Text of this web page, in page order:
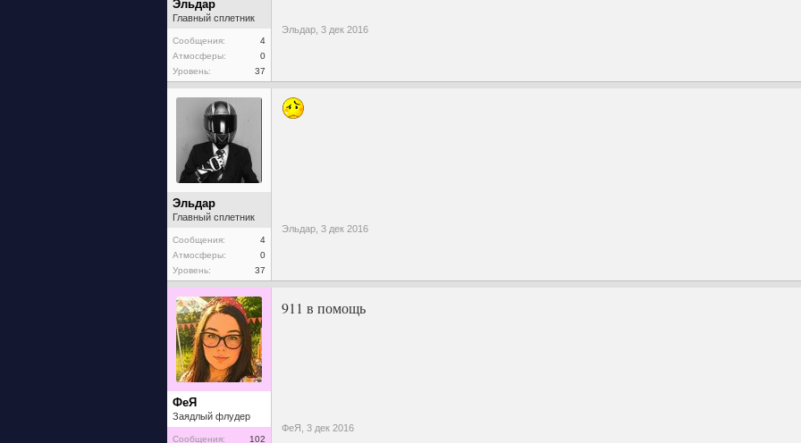
Эльдар
Главный сплетник
Сообщения:
4
Атмосферы:
0
Уровень:
37
Эльдар, 3 дек 2016
Эльдар
Главный сплетник
Сообщения:
4
Атмосферы:
0
Уровень:
37
Эльдар, 3 дек 2016
ФеЯ
Заядлый флудер
Сообщения: 102
911 в помощь
ФеЯ, 3 дек 2016